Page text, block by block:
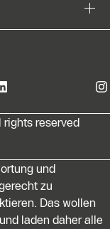
reserved
und
zu
Das wollen
laden daher alle